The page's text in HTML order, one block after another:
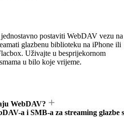
postaviti WebDAV vezu na
glazbenu biblioteku na iPhone ili
Uživajte u besprijekornom
u bilo koje vrijeme.
WebDAV?
a i SMB-a za streaming glazbe s